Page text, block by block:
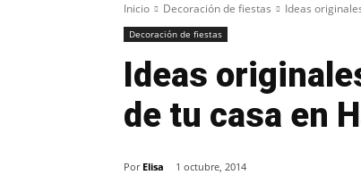
Inicio Decoración de fiestas Ideas
Decoración de fiestas
Ideas
de tu casa en
Por Elisa 1 octubre, 2014